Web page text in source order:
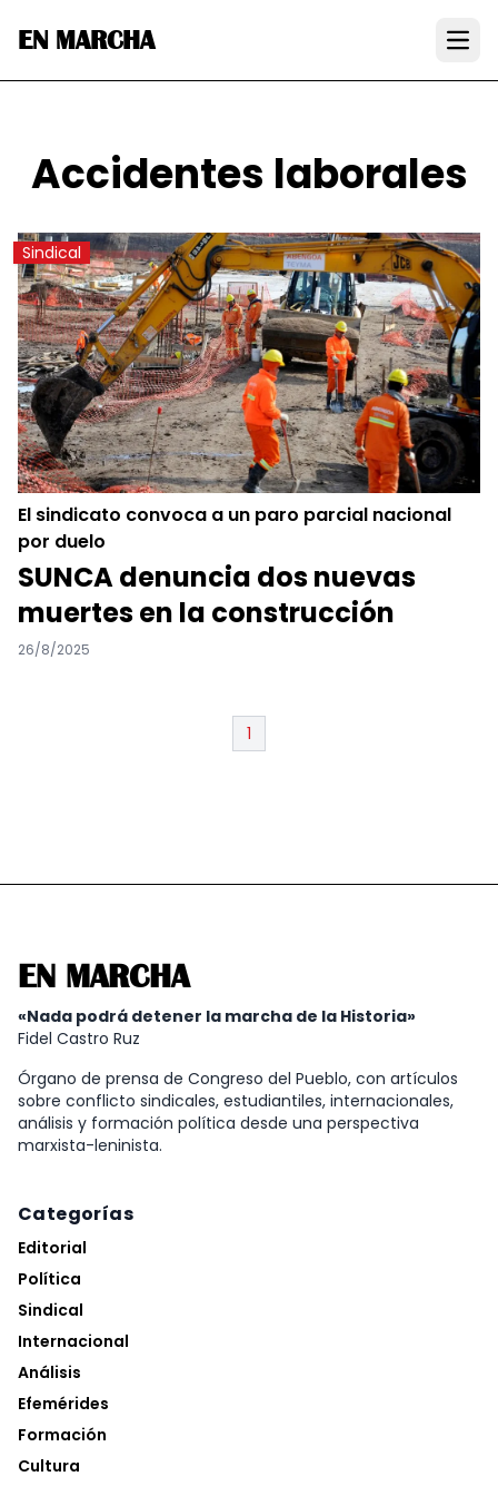
EN MARCHA
Accidentes laborales
Sindical
El sindicato convoca a un paro parcial nacional
por duelo
SUNCA denuncia dos nuevas
muertes en la construcción
26/8/2025
1
EN MARCHA
«Nada podrá detener la marcha de la Historia»
Fidel Castro Ruz
Órgano de prensa de Congreso del Pueblo, con artículos
sobre conflicto sindicales, estudiantiles, internacionales,
análisis y formación política desde una perspectiva
marxista-leninista.
Categorías
Editorial
Política
Sindical
Internacional
Análisis
Efemérides
Formación
Cultura